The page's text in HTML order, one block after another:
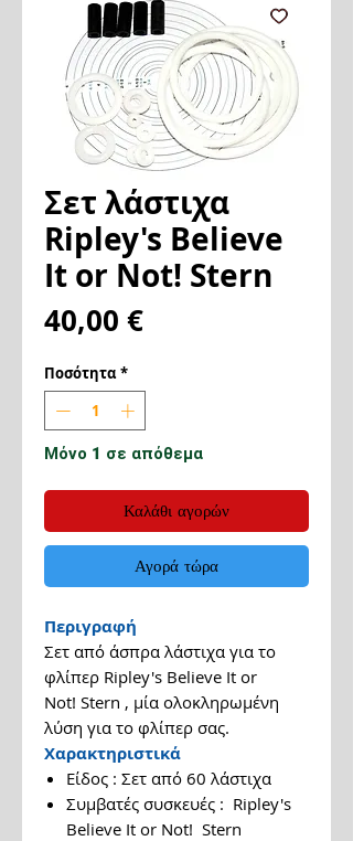
Σετ λάστιχα
Ripley's Believe
It or Not! Stern
40,00 €Τιμή
Ποσότητα *
Μόνο 1 σε απόθεμα
Καλάθι αγορών
Αγορά τώρα
Περιγραφή
Σετ από άσπρα λάστιχα για το
φλίπερ Ripley's Believe It or
Not! Stern , μία ολοκληρωμένη
λύση για το φλίπερ σας.
Χαρακτηριστικά
Είδος : Σετ από 60 λάστιχα
Συμβατές συσκευές : Ripley's
Believe It or Not! Stern